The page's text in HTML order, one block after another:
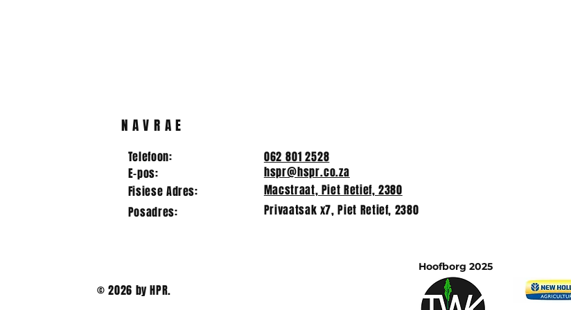
Telefoon:
E-pos:
Fisiese Adres:
Posadres:
062 801 2528
hspr@hspr.co.za
Macstraat, Piet Retief, 2380
Privaatsak x7, Piet Retief, 2380
NAVRAE
© 2026 by HPR.
Hoofborg 2025